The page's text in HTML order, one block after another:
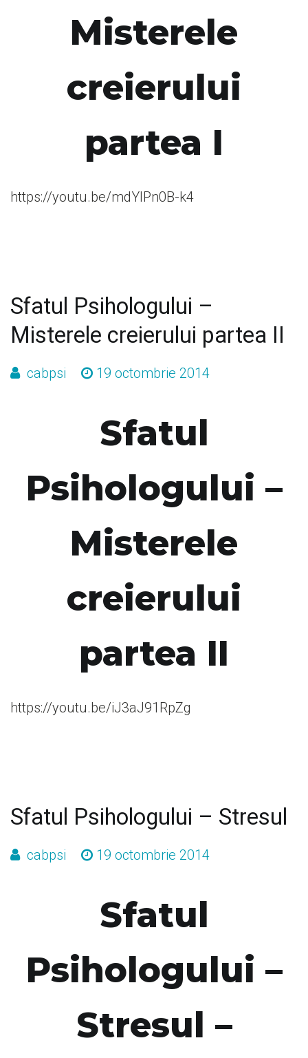
Misterele
creierului
partea I
https://youtu.be/mdYIPn0B-k4
Sfatul Psihologului –
Misterele creierului partea II
cabpsi 19 octombrie 2014
Sfatul
Psihologului –
Misterele
creierului
partea II
https://youtu.be/iJ3aJ91RpZg
Sfatul Psihologului – Stresul
cabpsi 19 octombrie 2014
Sfatul
Psihologului –
Stresul –